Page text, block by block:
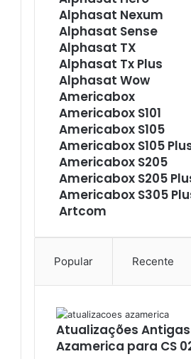
Alphasat Nexum
Alphasat Sense
Alphasat TX
Alphasat Tx Plus
Alphasat Wow
Americabox
Americabox S101
Americabox S105
Americabox S105
Americabox S205
Americabox S205
Americabox S305
Artcom
Athomics Eon
Athomics Inspire Qi
Athomics inspire Qi
Athomics Inspire Qi
Popular Recente
Atualizações
Azamerica para CS